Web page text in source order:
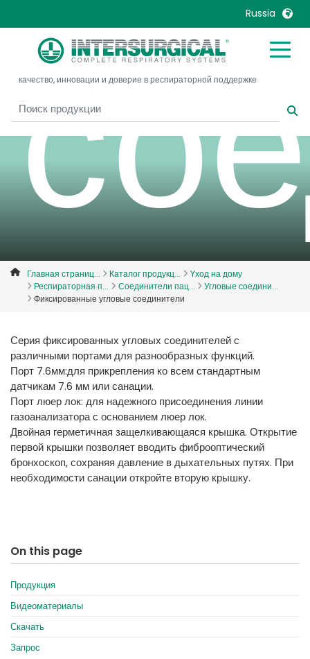
Russia
United Kingdom
United States
Belgique, Français
Canada, English
Canada, Français
Denmark
Deutschland
France
Italia
Malaysia
Mexico
Nederlands
Russia
Sweden
International English
качество, инновации и доверие в респираторной поддержке
Главная страниц... Каталог продукц...
Yход на дому
Респираторная п...
Соединители пац...
Угловые соедини...
Фиксированные угловые соединители
Серия фиксированных угловых соединителей с
различными портами для разнообразных функций.
Порт 7.6мм:для прикрепления ко всем стандартным
датчикам 7.6 мм или санации.
Порт люер лок: для надежного присоединения линии
газоанализатора с основанием люер лок.
Двойная герметичная защелкивающаяся крышка. Открытие
первой крышки позволяет вводить фиброоптический
бронхоскоп, сохраняя давление в дыхательных путях. При
необходимости санации откройте вторую крышку.
On this page
Продукция
Видеоматериалы
Скачать
Запрос